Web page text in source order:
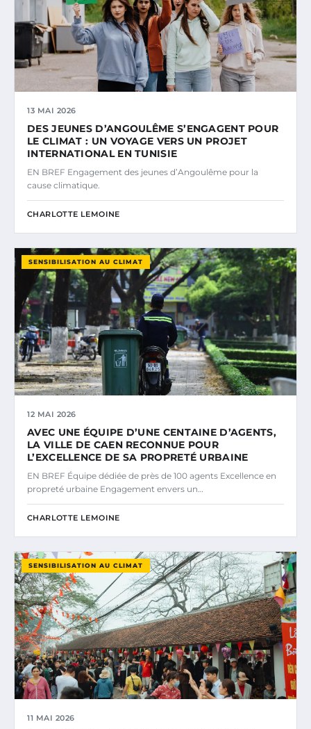
13 MAI 2026
DES JEUNES D’ANGOULÊME S’ENGAGENT POUR
LE CLIMAT : UN VOYAGE VERS UN PROJET
INTERNATIONAL EN TUNISIE
EN BREF Engagement des jeunes d’Angoulême pour la
cause climatique.
CHARLOTTE LEMOINE
SENSIBILISATION AU CLIMAT
12 MAI 2026
AVEC UNE ÉQUIPE D’UNE CENTAINE D’AGENTS,
LA VILLE DE CAEN RECONNUE POUR
L’EXCELLENCE DE SA PROPRETÉ URBAINE
EN BREF Équipe dédiée de près de 100 agents Excellence en
propreté urbaine Engagement envers un…
CHARLOTTE LEMOINE
SENSIBILISATION AU CLIMAT
11 MAI 2026